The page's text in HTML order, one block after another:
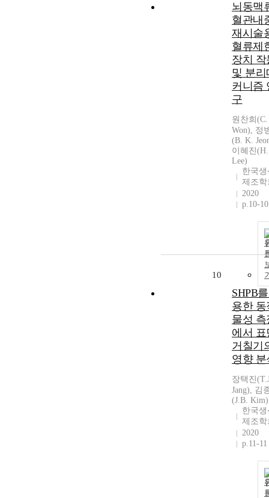
뇌동맥
혈관내
재시술
혈류제
장치 작
및 분리
커니즘
구
원찬희
Won), 정
(B. K.
이혜진
Lee)
한국생
제조학
2020
p.10-10
10
SHPB
용한 동
물성 측
에서 표
거칠기
영향 분
장택진
Jang), 김
(J.B. Kim)
한국생
제조학
2020
p.11-11